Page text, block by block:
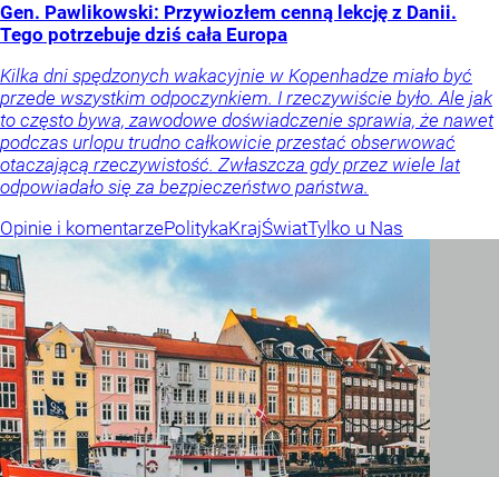
Gen. Pawlikowski: Przywiozłem cenną lekcję z Danii.
Tego potrzebuje dziś cała Europa
Kilka dni spędzonych wakacyjnie w Kopenhadze miało być
przede wszystkim odpoczynkiem. I rzeczywiście było. Ale jak
to często bywa, zawodowe doświadczenie sprawia, że nawet
podczas urlopu trudno całkowicie przestać obserwować
otaczającą rzeczywistość. Zwłaszcza gdy przez wiele lat
odpowiadało się za bezpieczeństwo państwa.
Opinie i komentarzePolitykaKrajŚwiatTylko u Nas